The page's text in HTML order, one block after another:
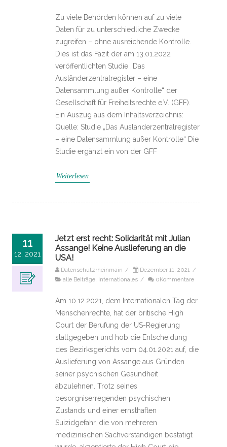
Zu viele Behörden können auf zu viele
Daten für zu unterschiedliche Zwecke
zugreifen – ohne ausreichende Kontrolle.
Dies ist das Fazit der am 13.01.2022
veröffentlichten Studie „Das
Ausländerzentralregister – eine
Datensammlung außer Kontrolle“ der
Gesellschaft für Freiheitsrechte e.V. (GFF).
Ein Auszug aus dem Inhaltsverzeichnis:
Quelle: Studie „Das Ausländerzentralregister
– eine Datensammlung außer Kontrolle“ Die
Studie ergänzt ein von der GFF
Weiterlesen
11
12, 2021
Jetzt erst recht: Solidarität mit Julian
Assange! Keine Auslieferung an die
USA!
Datenschutzrheinmain / Dezember 11, 2021 /
alle Beiträge Internationales / 0Kommentare
Am 10.12.2021, dem Internationalen Tag der
Menschenrechte, hat der britische High
Court der Berufung der US-Regierung
stattgegeben und hob die Entscheidung
des Bezirksgerichts vom 04.01.2021 auf, die
Auslieferung von Assange aus Gründen
seiner psychischen Gesundheit
abzulehnen. Trotz seines
besorgniserregenden psychischen
Zustands und einer ernsthaften
Suizidgefahr, die von mehreren
medizinischen Sachverständigen bestätigt